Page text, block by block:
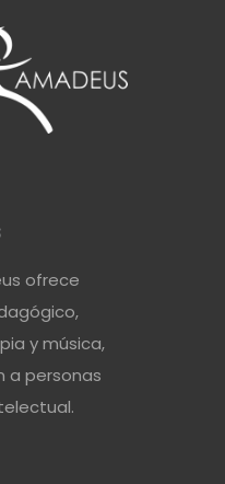
ofrece
y música,
a personas